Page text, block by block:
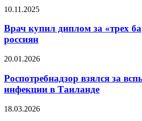
подростка
Врач
диплом
«трех
и
россиян
10.11.2025
Врач купил диплом за «трех
россиян
Роспотребнадзор
за
вспышку
кишечной
в
20.01.2026
Роспотребнадзор взялся за
инфекции в Таиланде
Диетолог
18.03.2026